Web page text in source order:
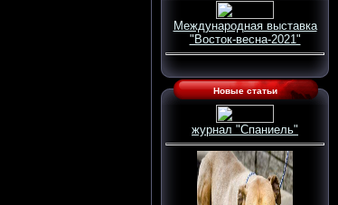
Международная выставка
"Восток-весна-2021"
Новые статьи
журнал "Спаниель"